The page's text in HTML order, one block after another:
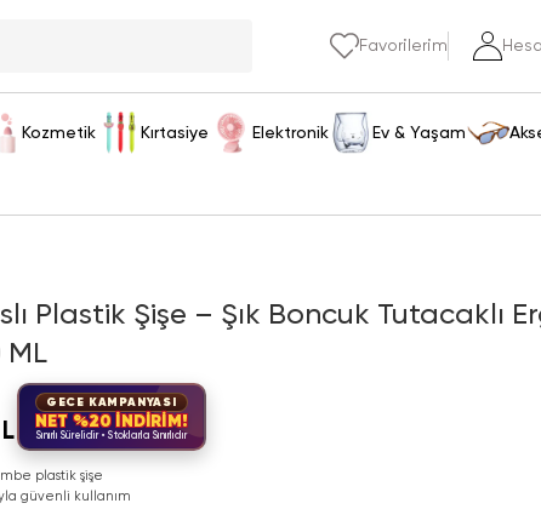
Favorilerim
Kozmetik Kırtasiye Elektronik Ev & Yaşam
Plastik Şişe – Şık Boncuk Tutacaklı
ML
GECE KAMPANYASI
NET %20 İNDİRİM!
Sınırlı Sürelidir • Stoklarla Sınırlıdır
plastik şişe
güvenli kullanım